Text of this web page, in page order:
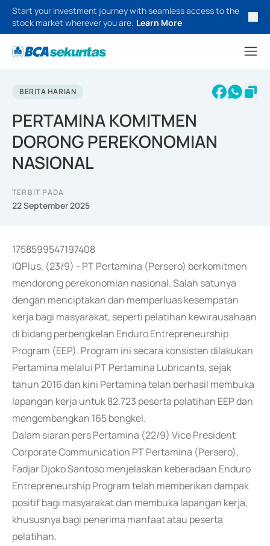
Start your investment journey with seamless access to the
stock market wherever you are. Learn More
BERITA HARIAN
PERTAMINA KOMITMEN
DORONG PEREKONOMIAN
NASIONAL
TERBIT PADA
22 September 2025
1758599547197408
IQPlus, (23/9) - PT Pertamina (Persero) berkomitmen
mendorong perekonomian nasional. Salah satunya
dengan menciptakan dan memperluas kesempatan
kerja bagi masyarakat, seperti pelatihan kewirausahaan
di bidang perbengkelan Enduro Entrepreneurship
Program (EEP). Program ini secara konsisten dilakukan
Pertamina melalui PT Pertamina Lubricants, sejak
tahun 2016 dan kini Pertamina telah berhasil membuka
lapangan kerja untuk 82.723 peserta pelatihan EEP dan
mengembangkan 165 bengkel.
Dalam siaran pers Pertamina (22/9) Vice President
Corporate Communication PT Pertamina (Persero),
Fadjar Djoko Santoso menjelaskan keberadaan Enduro
Entrepreneurship Program telah memberikan dampak
positif bagi masyarakat dan membuka lapangan kerja,
khususnya bagi penerima manfaat atau peserta
pelatihan.